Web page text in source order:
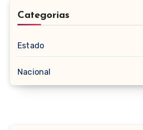
Categorias
Estado
Nacional